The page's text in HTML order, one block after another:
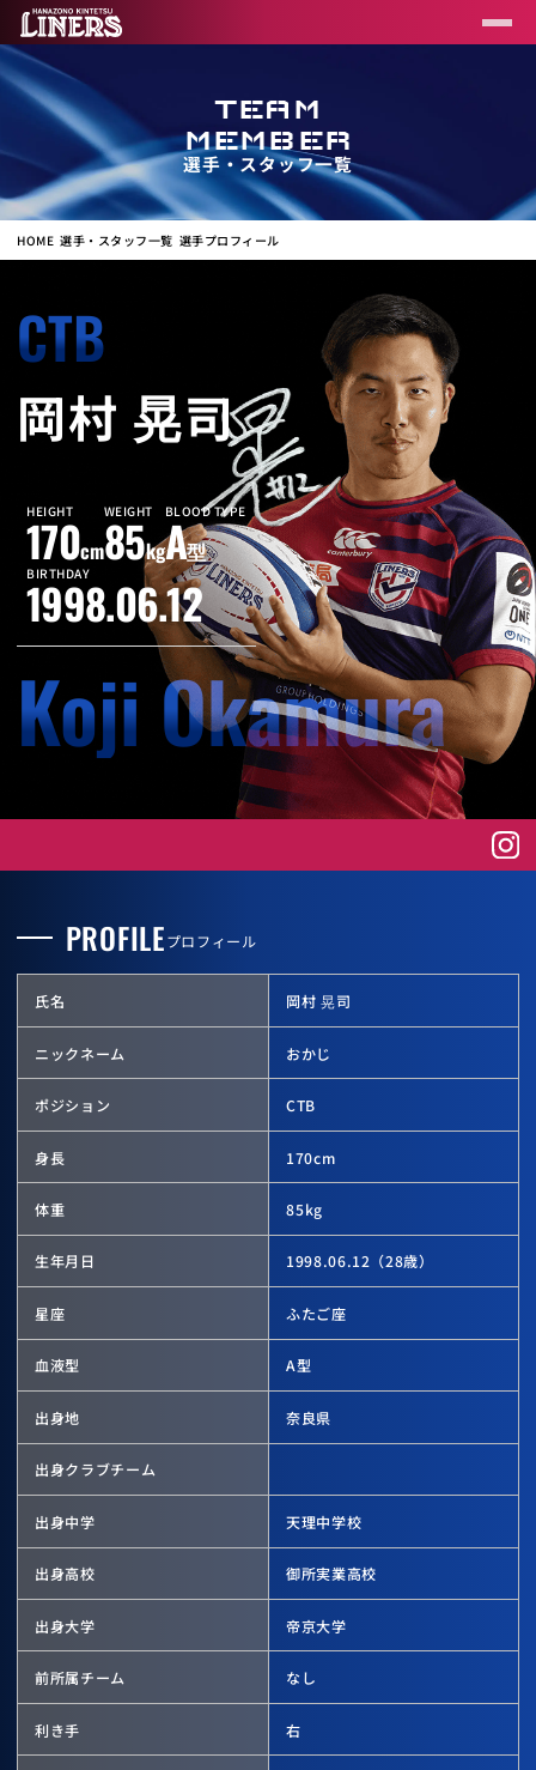
TEAM
MEMBER
選手・スタッフ一覧
HOME 選手・スタッフ一覧 選手プロフィール
CTB
岡村 晃司
HEIGHT
170cm
WEIGHT
85kg
BLOOD TYPE
A型
BIRTHDAY
1998.06.12
Koji Okamura
PROFILEプロフィール
氏名 岡村 晃司
ニックネーム おかじ
ポジション CTB
身長 170cm
体重 85kg
生年月日 1998.06.12 （28歳）
星座 ふたご座
血液型 A型
出身地 奈良県
出身クラブチーム
出身中学 天理中学校
出身高校 御所実業高校
出身大学 帝京大学
前所属チーム なし
利き手 右